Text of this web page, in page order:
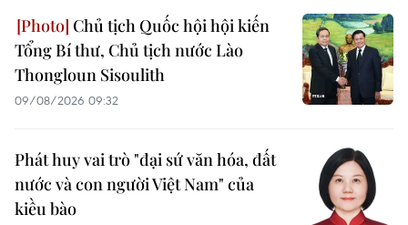
Chủ tịch Quốc hội hội kiến
Tổng Bí thư, Chủ tịch nước Lào
Thongloun Sisoulith
09/08/2026 09:32
Phát huy vai trò "đại sứ văn hóa, đất
nước và con người Việt Nam" của
kiều bào